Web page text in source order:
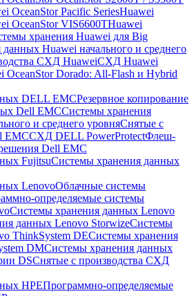
OceanStor Pacific SeriesHuawei
OceanStor VIS6600THuawei
хранения Huawei для Big
Huawei начального и среднего
СХД HuaweiСХД Huawei
Dorado: All-Flash и Hybrid
DELL EMCРезервное копирование
Dell EMCСистемы хранения
и среднего уровняСнятые с
EMCСХД DELL PowerProtectФлеш-
Dell EMC
FujitsuСистемы хранения данных
LenovoОблачные системы
определяемые системы
Системы хранения данных Lenovo
данных Lenovo StorwizeСистемы
ThinkSystem DEСистемы хранения
DMСистемы хранения данных
DSСнятые с производства СХД
HPEПрограммно-определяемые